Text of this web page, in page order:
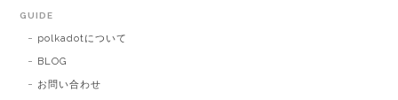
GUIDE
polkadotについて
BLOG
お問い合わせ